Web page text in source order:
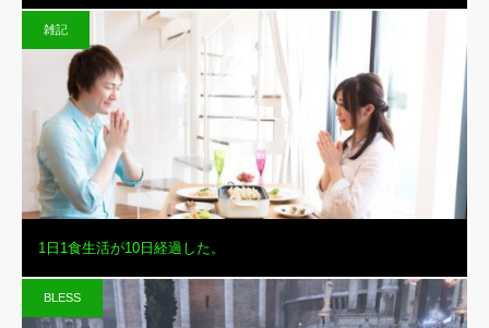
雑記
1日1食生活が10日経過した。
BLESS